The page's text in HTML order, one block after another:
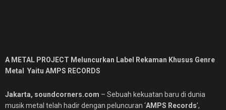
A METAL PROJECT Meluncurkan Label Rekaman Khusus Genre
Metal Yaitu AMPS RECORDS
Jakarta, soundcorners.com – Sebuah kekuatan baru di dunia
musik metal telah hadir dengan peluncuran ‘AMPS Records’,